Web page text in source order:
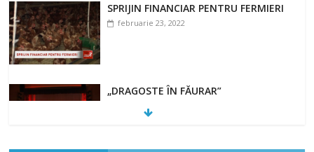
SPRIJIN FINANCIAR PENTRU FERMIERI
februarie 23, 2022
„DRAGOSTE ÎN FĂURAR”